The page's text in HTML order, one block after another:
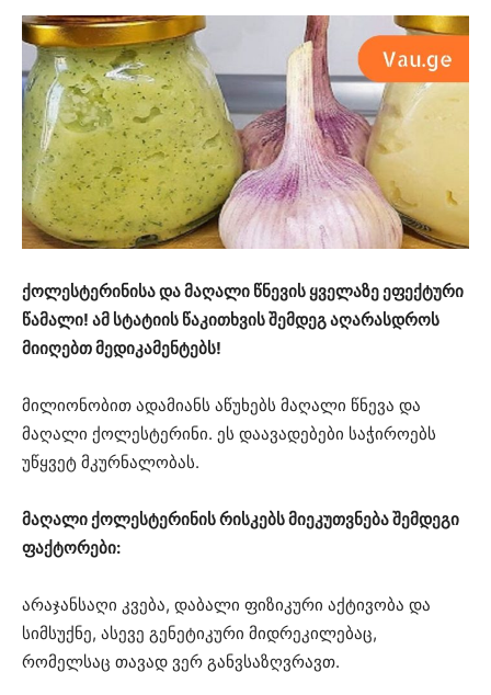
ქოლესტერინისა და მაღალი წნევის ყველაზე ეფექტური
წამალი! ამ სტატიის წაკითხვის შემდეგ აღარასდროს
მიიღებთ მედიკამენტებს!
მილიონობით ადამიანს აწუხებს მაღალი წნევა და
მაღალი ქოლესტერინი. ეს დაავადებები საჭიროებს
უწყვეტ მკურნალობას.
მაღალი ქოლესტერინის რისკებს მიეკუთვნება შემდეგი
ფაქტორები:
არაჯანსაღი კვება, დაბალი ფიზიკური აქტივობა და
სიმსუქნე, ასევე გენეტიკური მიდრეკილებაც,
რომელსაც თავად ვერ განვსაზღვრავთ.